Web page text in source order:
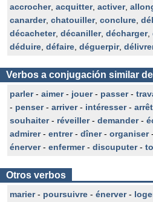
accrocher, acquitter, activer,
canarder, chatouiller, conclure
décacheter, décaniller, décharger,
déduire défaire déguerpir,
Verbos a conjugación similar
parler- aimer- jouer- passer-
- penser- arriver- intéresser-
souhaiter- réveiller- demander-
admirer- entrer- dîner- organiser-
énerver- enfermer- discuputer-
Otros verbos
marier- poursuivre - énerver-